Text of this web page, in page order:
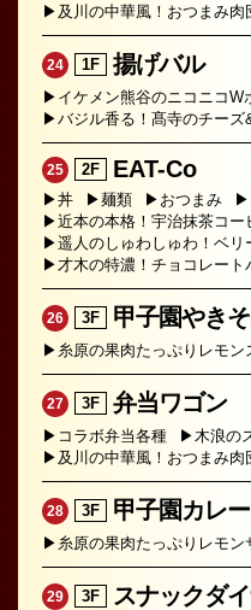
▶及川の中華風！おつまみ肉
24 1F 揚げバル
▶イケメン熊谷のニコニコW
▶バジル香る！髙寺のチーズ
25 2F EAT-Co
▶丼 ▶麺類 ▶おつまみ ▶
▶近本の本格！宇治抹茶コー
▶遥人のしゅわしゅわ！ベリ
▶才木の特濃！チョコレート
26 3F 甲子園やき
▶糸原の果肉たっぷりレモン
27 3F 弁当ワゴン
▶コラボ弁当各種
▶木浪の
▶及川の中華風！おつまみ肉
28 3F 甲子園カレー
▶糸原の果肉たっぷりレモン
29 3F スナックダ